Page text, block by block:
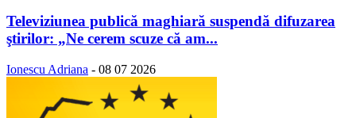
Televiziunea publică maghiară suspendă difuzarea
ştirilor: „Ne cerem scuze că am...
Ionescu Adriana - 08 07 2026